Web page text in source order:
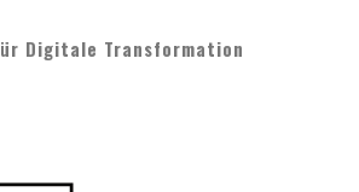
Digitale Transformation